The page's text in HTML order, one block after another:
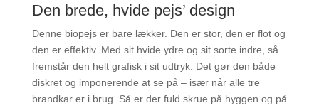
Den brede, hvide pejs’ design
Denne biopejs er bare lækker. Den er stor, den er flot og
den er effektiv. Med sit hvide ydre og sit sorte indre, så
fremstår den helt grafisk i sit udtryk. Det gør den både
diskret og imponerende at se på – især når alle tre
brandkar er i brug. Så er der fuld skrue på hyggen og på